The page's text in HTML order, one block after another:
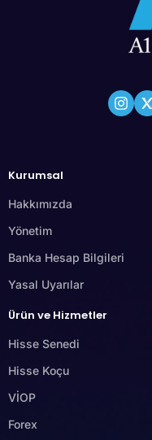
Kurumsal
Hakkımızda
Yönetim
Banka Hesap Bilgileri
Yasal Uyarılar
Ürün ve Hizmetler
Hisse Senedi
Hisse Koçu
VİOP
Forex